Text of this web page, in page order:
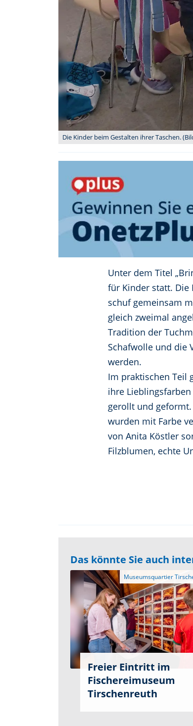
Die Kinder beim Gestalten ihrer Taschen.
Unter dem Titel
für Kinder statt. Die
schuf gemeinsam
gleich zweimal
Tradition der
Schafwolle und die
werden.
Im praktischen Teil
ihre
gerollt und
wurden mit Farbe
von Anita Köstler
Filzblumen, echte
Das könnte Sie auch
Freier Eintritt im
Fischereimuseum
Tirschenreuth